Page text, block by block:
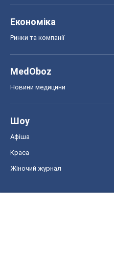
Економіка
Ринки та компанії
MedOboz
Новини медицини
Шоу
Афіша
Краса
Жіночий журнал